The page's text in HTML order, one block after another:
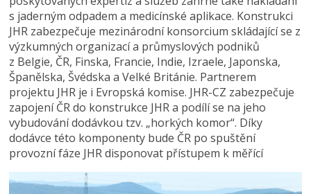
s jaderným odpadem a medicínské aplikace. Konstrukci
JHR zabezpečuje mezinárodní konsorcium skládající se z
výzkumných organizací a průmyslových podniků
z Belgie, ČR, Finska, Francie, Indie, Izraele, Japonska,
Španělska, Švédska a Velké Británie. Partnerem
projektu JHR je i Evropská komise. JHR-CZ zabezpečuje
zapojení ČR do konstrukce JHR a podílí se na jeho
vybudování dodávkou tzv. „horkých komor“. Díky
dodávce této komponenty bude ČR po spuštění
provozní fáze JHR disponovat přístupem k měřící